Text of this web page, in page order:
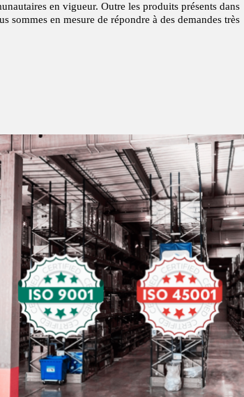
en vigueur. Outre les produits présents dans
sommes en mesure de répondre à des demandes très